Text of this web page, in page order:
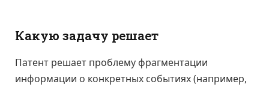
Какую задачу решает
Патент решает проблему фрагментации
информации о конкретных событиях (например,